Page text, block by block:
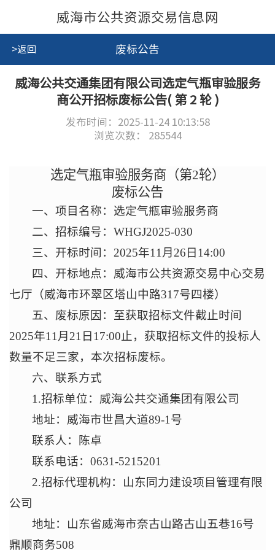
威海市公共资源交易信息网
废标公告
>返回
威海公共交通集团有限公司选定气瓶审验服务
商公开招标废标公告( 第 2 轮 )
发布时间：2025-11-24 10:13:58
浏览次数： 285544
选定气瓶审验服务商 （第2轮）
废标公告
一、项目名称：选定气瓶审验服务商
二、招标编号：WHGJ2025-030
三、开标时间：2025年11月 26 日 14:00
四、开标地点：威海市公共资源交易中心交易
七厅（威海市环翠区塔山中路317号四楼）
五、废标原因：至获取招标文件截止时间
2025年11月 21 日17:00止 ，获取招标文件的投标人
数量不足三家，本次招标废标。
六、联系方式
1.招标单位：威海公共交通集团有限公司
地址：威海市世昌大道89-1号
联系人：陈卓
联系电话：0631-5215201
2.招标代理机构：山东同力建设项目管理有限
公司
地址：山东省威海市奈古山路古山五巷16号
鼎顺商务508